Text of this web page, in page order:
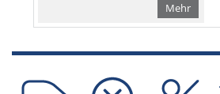
Mehr